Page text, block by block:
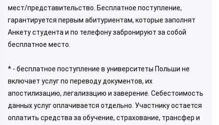
мест/представительство. Бесплатное поступление,
гарантируется первым абитуриентам, которые заполнят
Анкету студента и по телефону забронируют за собой
бесплатное место.
* - бесплатное поступление в университеты Польши не
включает услуг по переводу документов, их
апостилизацию, легализацию и заверение. Себестоимость
данных услуг оплачивается отдельно. Участнику остается
оплатить средства за обучение, страхование, трансфер и